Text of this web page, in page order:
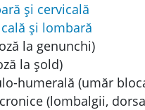
și cervicală
și lombară
la genunchi)
la șold)
humerală (umăr
(lombalgii,